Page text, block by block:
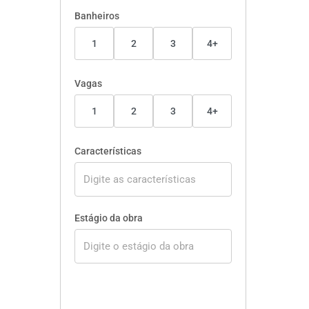
Banheiros
1 2 3 4+
Vagas
1 2 3 4+
Características
Estágio da obra